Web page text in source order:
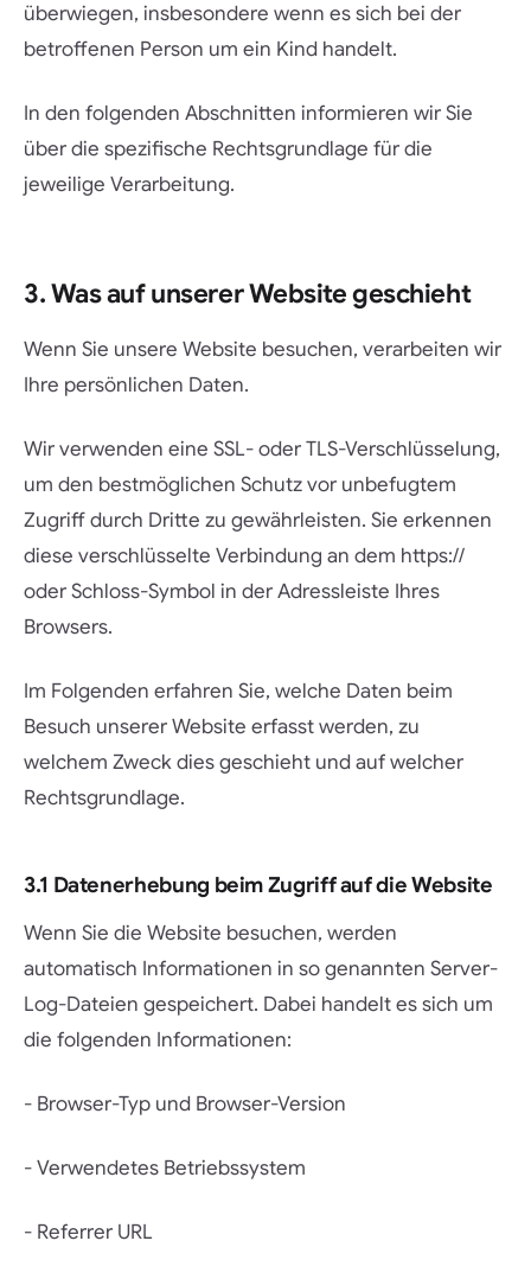
überwiegen, insbesondere wenn es sich bei der
betroffenen Person um ein Kind handelt.
In den folgenden Abschnitten informieren wir Sie
über die spezifische Rechtsgrundlage für die
jeweilige Verarbeitung.
3. Was auf unserer Website geschieht
Wenn Sie unsere Website besuchen, verarbeiten wir
Ihre persönlichen Daten.
Wir verwenden eine SSL- oder TLS-Verschlüsselung,
um den bestmöglichen Schutz vor unbefugtem
Zugriff durch Dritte zu gewährleisten. Sie erkennen
diese verschlüsselte Verbindung an dem https://
oder Schloss-Symbol in der Adressleiste Ihres
Browsers.
Im Folgenden erfahren Sie, welche Daten beim
Besuch unserer Website erfasst werden, zu
welchem Zweck dies geschieht und auf welcher
Rechtsgrundlage.
3.1 Datenerhebung beim Zugriff auf die Website
Wenn Sie die Website besuchen, werden
automatisch Informationen in so genannten Server-
Log-Dateien gespeichert. Dabei handelt es sich um
die folgenden Informationen:
- Browser-Typ und Browser-Version
- Verwendetes Betriebssystem
- Referrer URL